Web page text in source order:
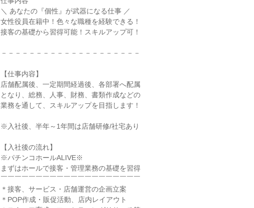
＼ あなたの『個性』が武器になる仕事 ／
女性役員在籍中！色々な職種を経験できる！
接客の基礎から習得可能！スキルアップ可！
－－－－－－－－－－－－－－－－－－－－
【仕事内容】
店舗配属後、一定期間経過後、各部署へ配属
となり、総務、人事、財務、書類作成などの
業務を通して、スキルアップを目指します！
※入社後、半年～1年間は店舗研修/社宅あり
【入社後の流れ】
※パチンコホールALIVE※
まずはホールで接客・管理業務の基礎を習得
￣￣￣￣￣￣￣￣￣￣￣￣￣￣￣￣￣￣￣￣
＊接客、サービス・店舗運営の企画立案
＊POP作成・販促活動、店内レイアウト